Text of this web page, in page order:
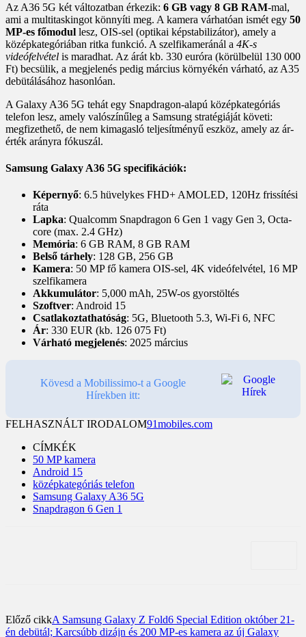
Az A36 5G két változatban érkezik: 6 GB vagy 8 GB RAM-mal,
ami a multitaskingot könnyíti meg. A kamera várhatóan ismét egy 50
MP-es főmodul lesz, OIS-sel (optikai képstabilizátor), amely a
középkategóriában ritka funkció. A szelfikameránál a 4K-s
videófelvétel is maradhat. Az árát kb. 330 euróra (körülbelül 130 000
Ft) becsülik, a megjelenés pedig március környékén várható, az A35
debütálásához hasonlóan.
A Galaxy A36 5G tehát egy Snapdragon-alapú középkategóriás
telefon lesz, amely valószínűleg a Samsung stratégiáját követi:
megfizethető, de nem kimagasló teljesítményű eszköz, amely az ár-
érték arányra fókuszál.
Samsung Galaxy A36 5G specifikációk:
Képernyő: 6.5 hüvelykes FHD+ AMOLED, 120Hz frissítési
ráta
Lapka: Qualcomm Snapdragon 6 Gen 1 vagy Gen 3, Octa-
core (max. 2.4 GHz)
Memória: 6 GB RAM, 8 GB RAM
Belső tárhely: 128 GB, 256 GB
Kamera: 50 MP fő kamera OIS-sel, 4K videófelvétel, 16 MP
szelfikamera
Akkumulátor: 5,000 mAh, 25W-os gyorstöltés
Szoftver: Android 15
Csatlakoztathatóság: 5G, Bluetooth 5.3, Wi-Fi 6, NFC
Ár: 330 EUR (kb. 126 075 Ft)
Várható megjelenés: 2025 március
Kövesd a Mobilissimo-t a Google
Hírekben itt:
FELHASZNÁLT IRODALOM91mobiles.com
CÍMKÉK
50 MP kamera
Android 15
középkategóriás telefon
Samsung Galaxy A36 5G
Snapdragon 6 Gen 1
Előző cikkA Samsung Galaxy Z Fold6 Special Edition október 21-
én debütál; Karcsúbb dizájn és 200 MP-es kamera az új Galaxy